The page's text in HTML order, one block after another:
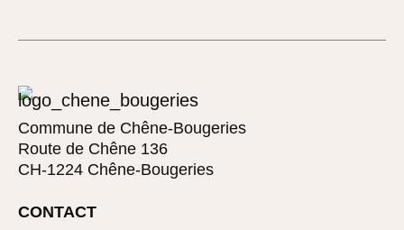
Commune de Chêne-Bougeries
Route de Chêne 136
CH-1224 Chêne-Bougeries
CONTACT